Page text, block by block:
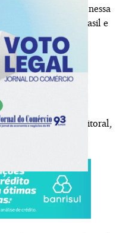
as regiões incluídas nessa
do Sul (Sul do Brasil e
Caxias do Sul ao Litoral,